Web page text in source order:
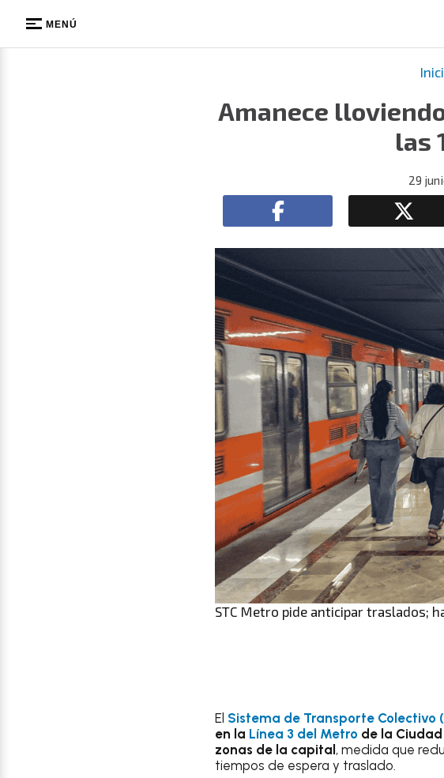
MENÚ
Amanece
las
29
STC Metro pide anticipar traslados;
El Sistema de Transporte Colectivo
en la Línea 3 del Metro de la
zonas de la capital , medida que
tiempos de espera y traslado.